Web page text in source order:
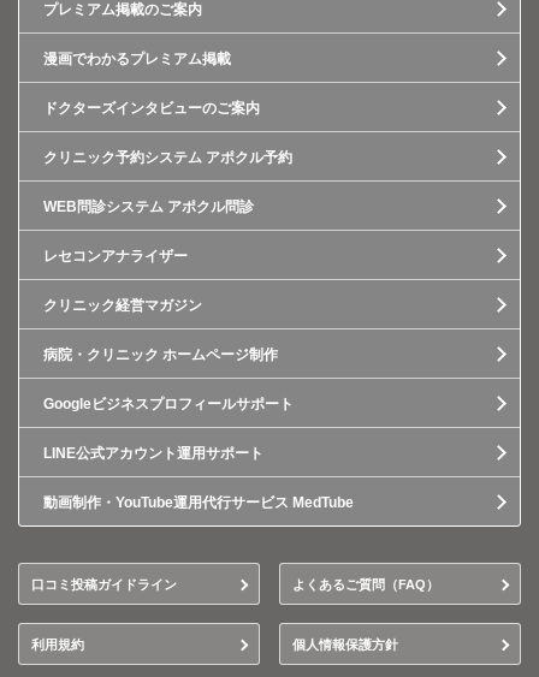
プレミアム掲載のご案内
漫画でわかるプレミアム掲載
ドクターズインタビューのご案内
クリニック予約システム アポクル予約
WEB問診システム アポクル問診
レセコンアナライザー
クリニック経営マガジン
病院・クリニック ホームページ制作
Googleビジネスプロフィールサポート
LINE公式アカウント運用サポート
動画制作・YouTube運用代行サービス MedTube
口コミ投稿ガイドライン よくあるご質問（FAQ）
利用規約 個人情報保護方針